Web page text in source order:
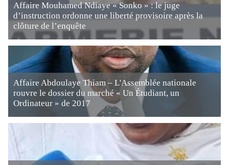
Affaire Mouhamed Ndiaye « Sonko » : le juge
d’instruction ordonne une liberté provisoire après la
clôture de l’enquête
Affaire Abdoulaye Thiam – L'Assemblée nationale
rouvre le dossier du marché « Un Étudiant, un
Ordinateur » de 2017